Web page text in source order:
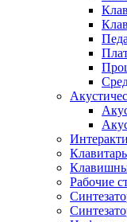
Рабочие